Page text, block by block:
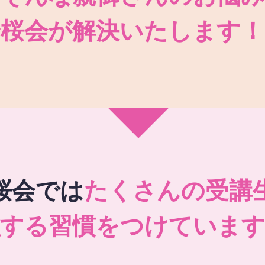
会が解決いたします！
会ではたくさんの受講
る習慣をつけています